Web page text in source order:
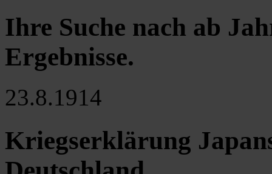
Ihre Suche nach ab
Ergebnisse.
23.8.1914
Kriegserklärung